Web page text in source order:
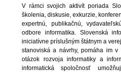
V rámci svojich aktivít poriada
školenia, diskusie, exkurzie,
expertnú, publikačnú,
odbore informatika. Slovenská
iniciatívne príslušným štátnym a
stanoviská a návrhy, pomáha im
otázok rozvoja informatiky a
informatická spoločnosť